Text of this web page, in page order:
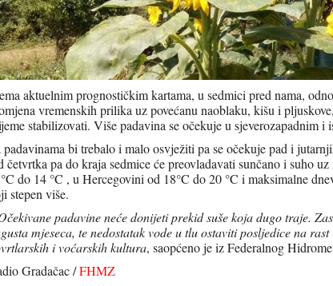
aktuelnim prognostičkim kartama, u sedmici pred nama,
vremenskih prilika uz povećanu naoblaku, kišu i
stabilizovati. Više padavina se očekuje u sjeverozapadnim i
padavinama bi trebalo i malo osvježiti pa se očekuje pad i
četvrtka pa do kraja sedmice će preovladavati sunčano i suho
do 14 °C , u Hercegovini od 18°C do 20 °C i maksimalne
stepen više.
padavine neće donijeti prekid suše koja dugo traje.
mjeseca, te nedostatak vode u tlu ostaviti posljedice na
i voćarskih kultura, saopćeno je iz Federalnog
Gradačac /FHMZ